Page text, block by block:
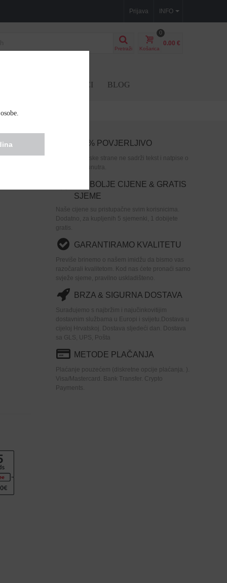
INFO
Prijava
Pretraži Košarica
0
0.00 €
DODACI BLOG
je
100% POVJERLJIVO
Paket s vanjske strane ne sadrži tekst i natpise o
tome što je unutra.
NAJBOLJE CIJENE & GRATIS
SJEME
Naše cijene su pristupačne svim korisnicima.
Dodatno, za kupljenih 5 sjemenki, 1 dobijete
gratis.
GARANTIRAMO KVALITETU
Previše brinemo o našem imidžu da bismo vas
razočarali kvalitetom. Kod nas ćete pronaći samo
svježe sjeme, pravilno uskladišteno.
BRZA & SIGURNA DOSTAVA
Surađujemo s najbržim i najučinkovitijim
dostavnim službama u Europi i svijetu.Dostava u
cijeloj Hrvatskoj. Dostava sljedeći dan. Dostava
sa GLS, UPS, Pošta
METODE PLAČANJA
Plaćanje pouzećem (diskretne opcije plaćanja. ).
Visa/Mastercard. Bank Transfer. Crypto
Payments.